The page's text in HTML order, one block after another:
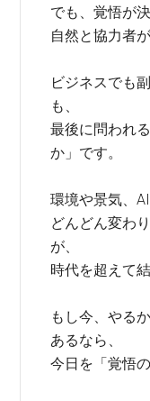
でも、覚悟が
自然と協力者
ビジネスでも
も、
最後に問われ
か」です。
環境や景気、
どんどん変わ
が、
時代を超えて
もし今、やる
あるなら、
今日を「覚悟